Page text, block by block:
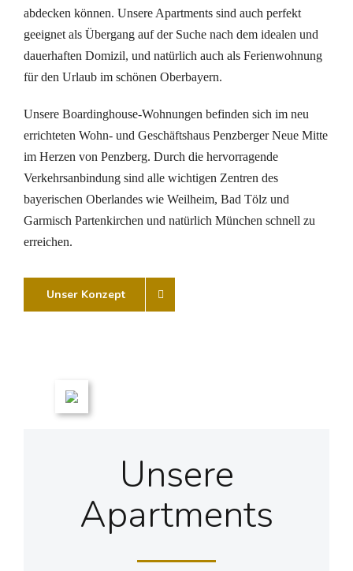
abdecken können. Unsere Apartments sind auch perfekt
geeignet als Übergang auf der Suche nach dem idealen und
dauerhaften Domizil, und natürlich auch als Ferienwohnung
für den Urlaub im schönen Oberbayern.
Unsere Boardinghouse-Wohnungen befinden sich im neu
errichteten Wohn- und Geschäftshaus Penzberger Neue Mitte
im Herzen von Penzberg. Durch die hervorragende
Verkehrsanbindung sind alle wichtigen Zentren des
bayerischen Oberlandes wie Weilheim, Bad Tölz und
Garmisch Partenkirchen und natürlich München schnell zu
erreichen.
Unser Konzept
Unsere
Apartments